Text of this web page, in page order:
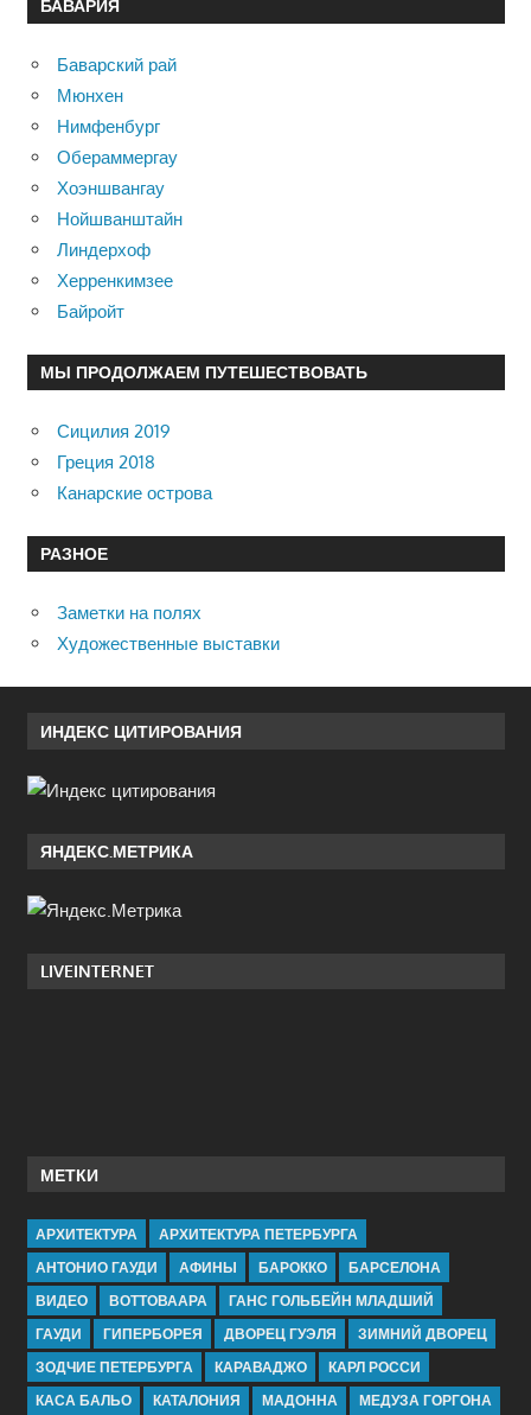
БАВАРИЯ
Баварский рай
Мюнхен
Нимфенбург
Обераммергау
Хоэншвангау
Нойшванштайн
Линдерхоф
Херренкимзее
Байройт
МЫ ПРОДОЛЖАЕМ ПУТЕШЕСТВОВАТЬ
Сицилия 2019
Греция 2018
Канарские острова
РАЗНОЕ
Заметки на полях
Художественные выставки
ИНДЕКС ЦИТИРОВАНИЯ
ЯНДЕКС.МЕТРИКА
LIVEINTERNET
МЕТКИ
АРХИТЕКТУРА
АРХИТЕКТУРА ПЕТЕРБУРГА
АНТОНИО ГАУДИ
АФИНЫ БАРОККО
БАРСЕЛОНА
ВИДЕО
ВОТТОВААРА
ГАНС ГОЛЬБЕЙН МЛАДШИЙ
ГАУДИ
ГИПЕРБОРЕЯ ДВОРЕЦ ГУЭЛЯ
ЗИМНИЙ ДВОРЕЦ
ЗОДЧИЕ ПЕТЕРБУРГА
КАРАВАДЖО
КАРЛ РОССИ
КАСА БАЛЬО
КАТАЛОНИЯ МАДОННА МЕДУЗА ГОРГОНА